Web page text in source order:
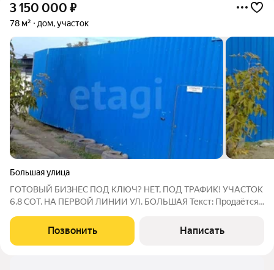
3 150 000 ₽
78 м² дом, участок
Большая улица
ГОТОВЫЙ БИЗНЕС ПОД КЛЮЧ? НЕТ, ПОД ТРАФИК! УЧАСТОК
6.8 СОТ. НА ПЕРВОЙ ЛИНИИ УЛ. БОЛЬШАЯ Текст: Продаётся
едут мимо 24/7. Почему это лучшее вложение? Место силы:
Первая линия на ул. Большая. Это
Позвонить Написать